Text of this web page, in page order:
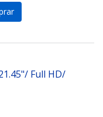
Full HD/